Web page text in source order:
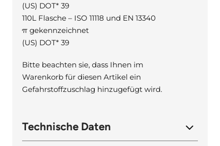
(US) DOT* 39
110L Flasche – ISO 11118 und EN 13340
π gekennzeichnet
(US) DOT* 39
Bitte beachten sie, dass Ihnen im
Warenkorb für diesen Artikel ein
Gefahrstoffzuschlag hinzugefügt wird.
Technische Daten